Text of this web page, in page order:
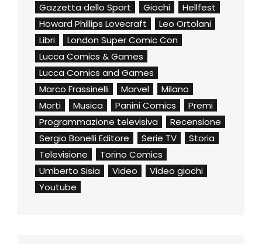
Gazzetta dello Sport
Giochi
Hellfest
Howard Phillips Lovecraft
Leo Ortolani
Libri
London Super Comic Con
Lucca Comics & Games
Lucca Comics and Games
Marco Frassinelli
Marvel
Milano
Morti
Musica Panini Comics
Premi
Programmazione televisiva
Recensione
Sergio Bonelli Editore
Serie TV
Storia
Televisione
Torino Comics
Umberto Sisia
Video
Video giochi
Youtube